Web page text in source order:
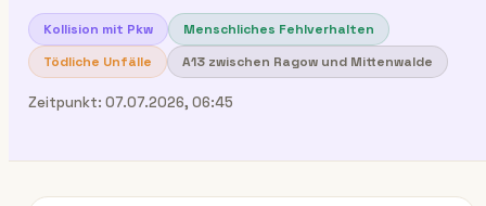
Kollision mit Pkw
Menschliches Fehlverhalten
Tödliche Unfälle
A13 zwischen Ragow und Mittenwalde
Zeitpunkt: 07.07.2026, 06:45